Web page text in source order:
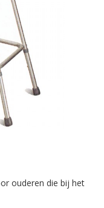
ouderen die bij het